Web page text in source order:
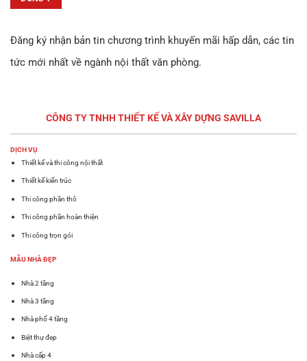
Đăng ký nhận bản tin chương trình khuyến mãi hấp dẫn, các tin
tức mới nhất về ngành nội thất văn phòng.
CÔNG TY TNHH THIẾT KẾ VÀ XÂY DỰNG SAVILLA
DỊCH VỤ
Thiết kế và thi công nội thất
Thiết kế kiến trúc
Thi công phần thô
Thi công phần hoàn thiện
Thi công trọn gói
MẪU NHÀ ĐẸP
Nhà 2 tầng
Nhà 3 tầng
Nhà phố 4 tầng
Biệt thự đẹp
Nhà cấp 4